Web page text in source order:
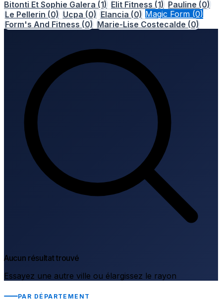
Bitonti Et Sophie Galera (1) Elit Fitness (1) Pauline (0)
Le Pellerin (0) Ucpa (0) Elancia (0) Magic Form (0)
Form's And Fitness (0) Marie-Lise Costecalde (0)
Aucun résultat trouvé
Essayez une autre ville ou élargissez le rayon
PAR DÉPARTEMENT